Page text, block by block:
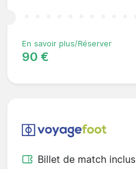
En savoir plus/Réserver
90 €
Billet de match inclus